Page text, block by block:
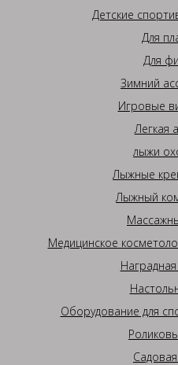
Детские
Для
Для
Зимний
Игровые
Легкая
лыжи
Лыжные
Лыжный
Медицинское
Оборудование для